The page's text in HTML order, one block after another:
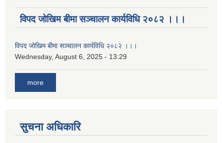
विपद जोखिम बीमा सञ्चालन कार्यविधि २०८२ ।।।
विपद जोखिम बीमा सञ्चालन कार्यविधि २०८२ ।।।
Wednesday, August 6, 2025 - 13:29
more
सुचना अधिकारि